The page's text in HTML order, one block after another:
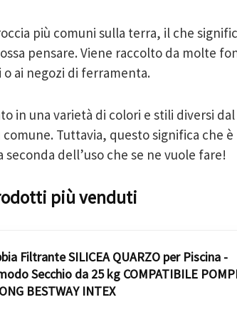
più comuni sulla terra, il che
pensare. Viene raccolto da molte
ai negozi di ferramenta.
in una varietà di colori e stili diversi
Tuttavia, questo significa che
dell’uso che se ne vuole fare!
più venduti
Filtrante SILICEA QUARZO per Piscina -
Secchio da 25 kg COMPATIBILE
BESTWAY INTEX